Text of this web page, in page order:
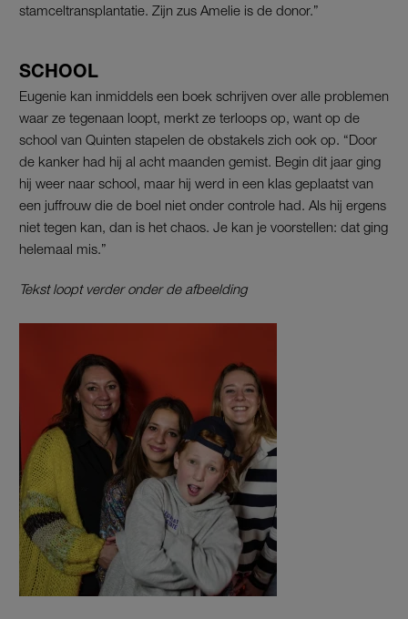
stamceltransplantatie. Zijn zus Amelie is de donor.”
SCHOOL
Eugenie kan inmiddels een boek schrijven over alle problemen
waar ze tegenaan loopt, merkt ze terloops op, want op de
school van Quinten stapelen de obstakels zich ook op. “Door
de kanker had hij al acht maanden gemist. Begin dit jaar ging
hij weer naar school, maar hij werd in een klas geplaatst van
een juffrouw die de boel niet onder controle had. Als hij ergens
niet tegen kan, dan is het chaos. Je kan je voorstellen: dat ging
helemaal mis.”
Tekst loopt verder onder de afbeelding